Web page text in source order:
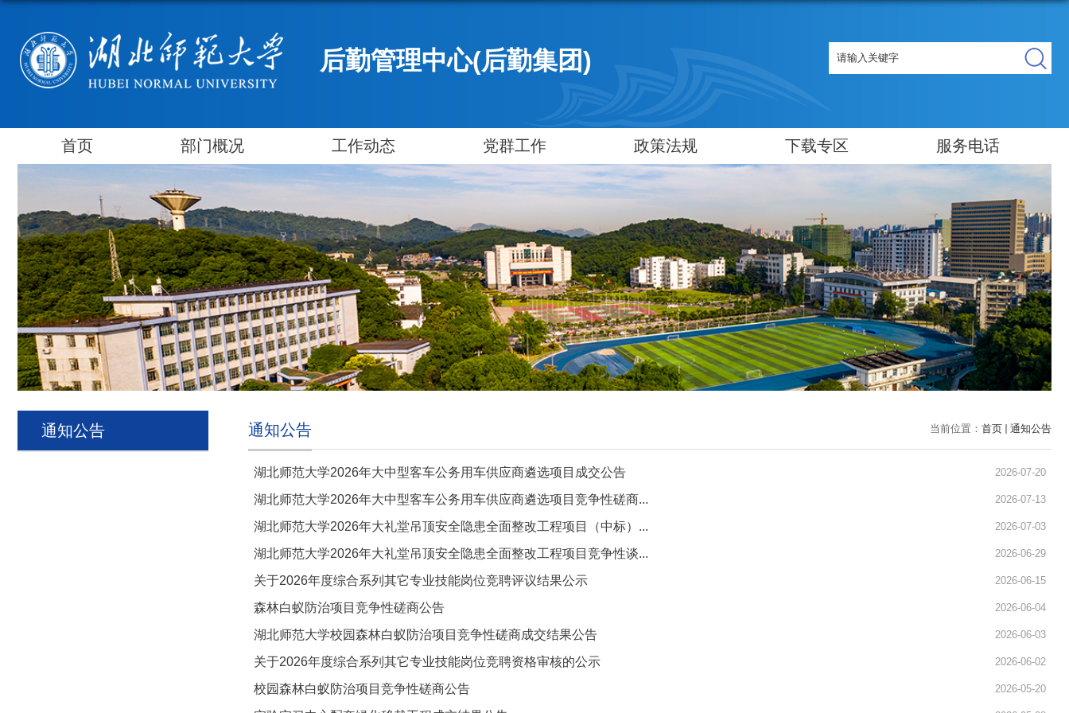
后勤管理中心(后勤集团)
首页 部门概况 工作动态 党群工作 政策法规 下载专区 服务电话
通知公告 当前位置： 首页 通知公告
通知公告
湖北师范大学2026年大中型客车公务用车供应商遴选项目成交公告 2026-07-20
湖北师范大学2026年大中型客车公务用车供应商遴选项目竞争性磋商... 2026-07-13
湖北师范大学2026年大礼堂吊顶安全隐患全面整改工程项目（中标）... 2026-07-03
湖北师范大学2026年大礼堂吊顶安全隐患全面整改工程项目竞争性谈... 2026-06-29
关于2026年度综合系列其它专业技能岗位竞聘评议结果公示 2026-06-15
森林白蚁防治项目竞争性磋商公告 2026-06-04
湖北师范大学校园森林白蚁防治项目竞争性磋商成交结果公告 2026-06-03
关于2026年度综合系列其它专业技能岗位竞聘资格审核的公示 2026-06-02
校园森林白蚁防治项目竞争性磋商公告 2026-05-20